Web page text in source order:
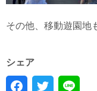
その他、移動遊園地
シェア